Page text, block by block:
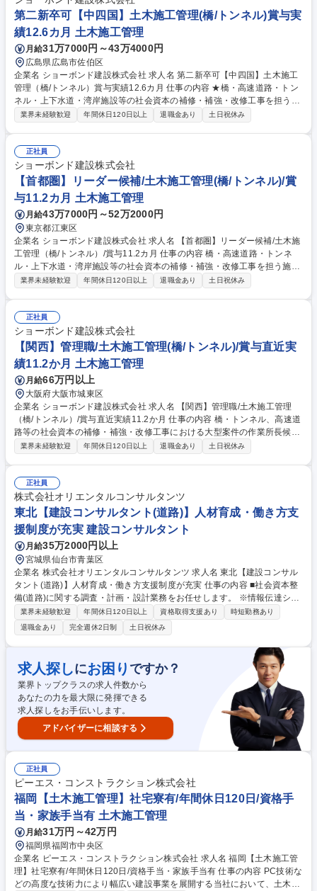
第二新卒可【中四国】土木施工管理(橋/トンネル)賞与実
績12.6カ月 土木施工管理
月給31万7000円～43万4000円
広島県広島市佐伯区
企業名 ショーボンド建設株式会社 求人名 第二新卒可【中四国】土木施工
管理（橋/トンネル）賞与実績12.6カ月 仕事の内容 ★橋・高速道路・トン
ネル・上下水道・湾岸施設等の社会資本の補修・補強・改修工事を担う施
工管理として、末永く活躍頂ける方を募集しています。【仕事詳細】施工
す。【規模】5000～1億円程 度から3～10億円規模まで【工期】小規模で
1年、大型で2～4年 ≪補修工事ならではの醍醐味≫新設工事に比べ小さな
案件が多いため、早くから一つの現場を任され、責任を持って仕事に取り
組むことが可能です。また、施工管理として経験を積んだ後に、設計職へ
キャリアチェンジする方もおります。 募集職種 第二新卒可【中四国】土
木施工管理（橋/トンネル）賞与実績12.6カ月
業界未経験歓迎 年間休日120日以上 退職金あり 土日祝休み
正社員
ショーボンド建設株式会社
【首都圏】リーダー候補/土木施工管理(橋/トンネル)/賞
与11.2カ月 土木施工管理
月給43万7000円～52万2000円
東京都江東区
企業名 ショーボンド建設株式会社 求人名 【首都圏】リーダー候補/土木施
工管理（橋/トンネル）/賞与11.2カ月 仕事の内容 橋・高速道路・トンネ
ル・上下水道・湾岸施設等の社会資本の補修・補強・改修工事を担う施工
管理として、末永く活躍頂ける方を募集しています。【仕事詳細】施工計
で【工期】小規模で1年、大型で2～4年 ≪補修工事ならではの醍醐味≫新
設工事に比べ小さな案件が多いため、早くから一つの現場を任され、責任
を持って仕事に取り組むことが可能です。また、施工管理として経験を積
んだ後に、設計職へキャリアチェンジする方もおります。 募集職種 【首
都圏】リーダー候補/土木施工管理（橋/トンネル）/賞与11.2カ月
業界未経験歓迎 年間休日120日以上 退職金あり 土日祝休み
正社員
ショーボンド建設株式会社
【関西】管理職/土木施工管理(橋/トンネル)/賞与直近実
績11.2か月 土木施工管理
月給66万円以上
大阪府大阪市城東区
企業名 ショーボンド建設株式会社 求人名 【関西】管理職/土木施工管理
（橋/トンネル）/賞与直近実績11.2か月 仕事の内容 橋・トンネル、高速道
路等の社会資本の補修・補強・改修工事における大型案件の作業所長候補
者として、末永く活躍頂ける方を募集しています。 【仕事の詳細】 ・土
補修工・剥落防止工・伸縮装置取替 募集職種 【関西】管理職/土木施工管
理（橋/トンネル）/賞与直近実績11.2か月
業界未経験歓迎 年間休日120日以上 退職金あり 土日祝休み
正社員
株式会社オリエンタルコンサルタンツ
東北【建設コンサルタント(道路)】人材育成・働き方支
援制度が充実 建設コンサルタント
月給35万2000円以上
宮城県仙台市青葉区
企業名 株式会社オリエンタルコンサルタンツ 求人名 東北【建設コンサル
タント(道路)】人材育成・働き方支援制度が充実 仕事の内容 ■社会資本整
備(道路)に関する調査・計画・設計業務をお任せします。 ※情報伝達シス
テムも駆使した総合的な提案が可能。技術力は、新規開発・拡張計画、運
営、維持管理等、幅広く提供する程の評価を獲得 ・交通計画、橋梁、地下
構造、景観、環境、防災の各グループが協働し多角的な視点から、すべて
の利用者にとって『安心』『安全』『快適』な道路空間の提供をサポート
していきます。 《設計事例》 知多半島道路半田中央JCT詳細設計/大橋JC
T/RAB予備設計、詳細設計/東海環状道路岐阜地区PA詳細設計業務/スマー
トIC検討、設計など 募集職種 東北【建設コンサルタント(道路)】人材育
成・働き方支援制度が充実
業界未経験歓迎 年間休日120日以上 資格取得支援あり
時短勤務あり
退職金あり
完全週休2日制 土日祝休み
求人探しにお困り ですか？
業界トップクラスの求人件数から
あなたの力を最大限に発揮できる
求人探しをお手伝いします。
アドバイザーに相談する
正社員
ピーエス・コンストラクション株式会社
福岡【土木施工管理】社宅寮有/年間休日120日/資格手
当・家族手当有 土木施工管理
月給31万円～42万円
福岡県福岡市中央区
企業名 ピーエス・コンストラクション株式会社 求人名 福岡【土木施工管
理】社宅寮有/年間休日120日/資格手当・家族手当有 仕事の内容 PC技術な
どの高度な技術力により幅広い建設事業を展開する当社において、土木施